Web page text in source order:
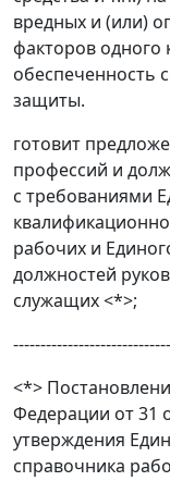
вредных и (или)
факторов одного
обеспеченность
защиты.
готовит
профессий и
с требованиями
рабочих и
должностей
служащих <*>;
<*>
Федерации от 31
утверждения
справочника